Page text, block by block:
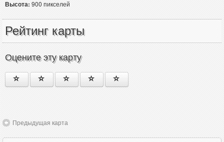
Высота:900 пикселей
Рейтинг карты
Оцените эту карту
Предыдущая карта